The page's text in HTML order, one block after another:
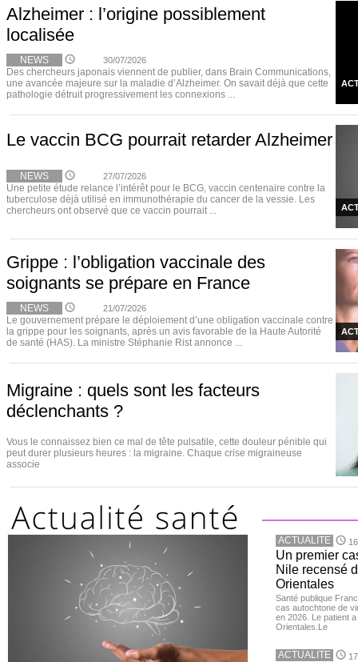
Alzheimer : l’origine possiblement
localisée
NEWS 30/07/2026
Des chercheurs japonais viennent de publier, dans Brain Communications,
une avancée majeure sur la maladie d’Alzheimer. On savait déjà que cette
pathologie détruit progressivement les connexions ...
Le vaccin BCG pourrait retarder Alzheimer
NEWS 27/07/2026
Une petite étude relance l’intérêt pour le BCG, vaccin centenaire contre la
tuberculose déjà utilisé en immunothérapie du cancer de la vessie. Les
chercheurs ont observé que ce vaccin pourrait ...
Grippe : l’obligation vaccinale des
soignants se prépare en France
NEWS 21/07/2026
Le gouvernement prépare le déploiement d’une obligation vaccinale contre
la grippe pour les soignants, après un avis favorable de la Haute Autorité
de santé (HAS). La ministre Stéphanie Rist annonce ...
Migraine : quels sont les facteurs
déclenchants ?
Vous le connaissez bien ce mal de tête pulsatile, cette douleur pénible qui
peut durer plusieurs heures : la migraine. Chaque crise migraineuse
associe
ACTUALITE
Un premier
Nile recensé
Orientales
Santé publique
cas autochtone de
en 2026. Le patient
Orientales.Le
ACTUALITE